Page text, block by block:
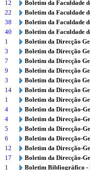
12
Boletim da Faculdade
22
Boletim da Faculdade
38
Boletim da Faculdade
40
Boletim da Faculdade
1
Boletim da Direcção
3
Boletim da Direcção
7
Boletim da Direcção
9
Boletim da Direcção
3
Boletim da Direcção
14
Boletim da Direcção
1
Boletim da Direcção
4
Boletim da Direcção-
4
Boletim da Direcção-
5
Boletim da Direcção-
6
Boletim da Direcção-
12
Boletim da Direcção-
17
Boletim da Direcção-
1
Boletim Bibliográfico -